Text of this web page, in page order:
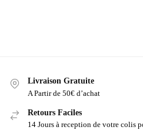
Livraison Gratuite
A Partir de 50€ d’achat
Retours Faciles
14 Jours à reception de votre colis